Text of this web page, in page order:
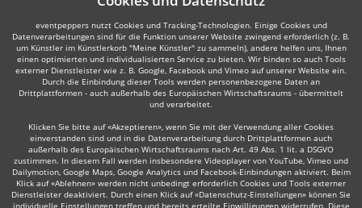
eventpeppers nutzt Cookies und Tracking-Technologien. Einige Cookies und
Datenverarbeitungen sind für die Funktion unserer Website zwingend erforderlich (z. B.
um Künstler im Künstlerkorb "Meine Künstler" zu sammeln), andere helfen uns, Ihnen
einen optimierten und individualisierten Service zu bieten. Wir binden so auch Tools
externer Dienstleister wie z. B. Google, Facebook und Vimeo auf unserer Website ein.
Durch die Einbindung dieser Tools werden personenbezogene Daten an
Drittplattformen - auch außerhalb des Europäischen Wirtschaftsraums - übermittelt
und verarbeitet.
Klicken Sie bitte auf «Akzeptieren», wenn Sie mit der Verwendung aller Cookies
einverstanden sind und in die Datenverarbeitung durch Drittplattformen auch
außerhalb des Europäischen Wirtschaftsraums nach Art. 49 Abs. 1 lit. a DSGVO
zustimmen. In diesem Fall werden insbesondere Videoplayer von YouTube, Vimeo und
Dailymotion, Google Maps, Google Analytics und Facebook-Einbindungen aktiviert. Beim
Klick auf «Ablehnen» werden nicht unbedingt erforderlich Cookies und Tools externer
Dienstleister deaktiviert. Durch einen Klick auf «Datenschutz-Einstellungen» können Sie
individuelle Einstellungen treffen und bereits erteilte Einwilligungen widerrufen. Diese